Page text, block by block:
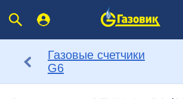
Газовые счетчики
G6